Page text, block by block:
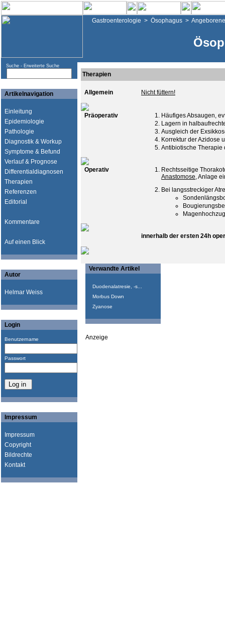
Gastroenterologie > Ösophagus >
Suche - Erweiterte Suche
Artikelnavigation
Einleitung
Epidemiologie
Pathologie
Diagnostik & Workup
Symptome & Befund
Verlauf & Prognose
Differentialdiagnosen
Therapien
Referenzen
Editorial
Kommentare
Auf einen Blick
Autor
Helmar Weiss
Login
Benutzername
Passwort
Impressum
Impressum
Copyright
Bildrechte
Kontakt
Therapien
Allgemein Nicht füttern!
Präoperativ
Häufiges Absaugen,
Lagern in
Ausgleich der
Korrektur der Azidose
Antibiotische Therapie
Operativ
Rechtsseitige
Anastomose, Anlage
Bei langsstreckiger
innerhalb der ersten 24h
Verwandte Artikel
Duodenalatresie, -s...
Morbus Down
Zyanose
Anzeige